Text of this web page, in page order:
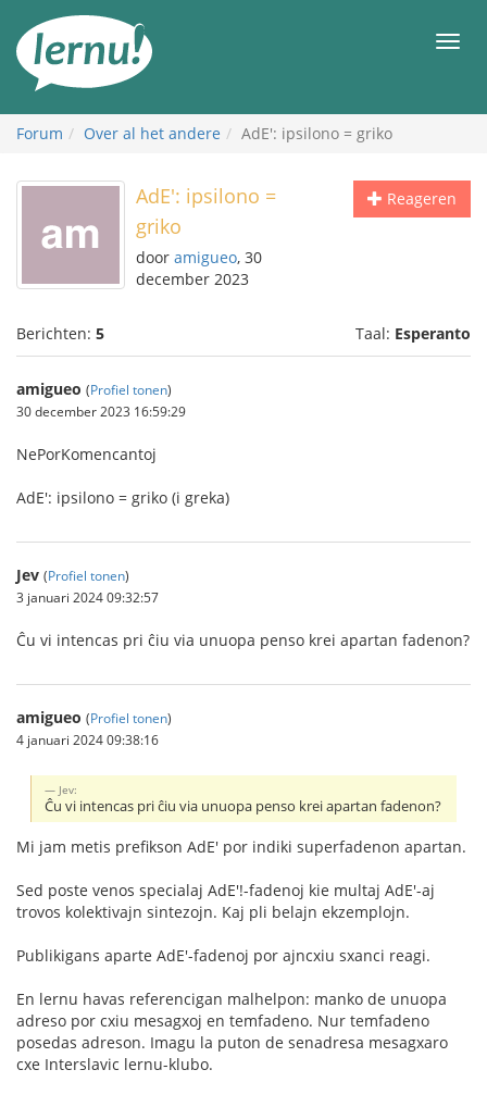
inhoud
Forum Over al het andere AdE': ipsilono = griko
Reageren
AdE': ipsilono =
griko
door amigueo, 30
december 2023
Berichten: 5 Taal: Esperanto
amigueo (Profiel tonen)
30 december 2023 16:59:29
NePorKomencantoj
AdE': ipsilono = griko (i greka)
Jev (Profiel tonen)
3 januari 2024 09:32:57
Ĉu vi intencas pri ĉiu via unuopa penso krei apartan fadenon?
amigueo (Profiel tonen)
4 januari 2024 09:38:16
Jev:
Ĉu vi intencas pri ĉiu via unuopa penso krei apartan fadenon?
Mi jam metis prefikson AdE' por indiki superfadenon apartan.
Sed poste venos specialaj AdE'!-fadenoj kie multaj AdE'-aj
trovos kolektivajn sintezojn. Kaj pli belajn ekzemplojn.
Publikigans aparte AdE'-fadenoj por ajncxiu sxanci reagi.
En lernu havas referencigan malhelpon: manko de unuopa
adreso por cxiu mesagxoj en temfadeno. Nur temfadeno
posedas adreson. Imagu la puton de senadresa mesagxaro
cxe Interslavic lernu-klubo.